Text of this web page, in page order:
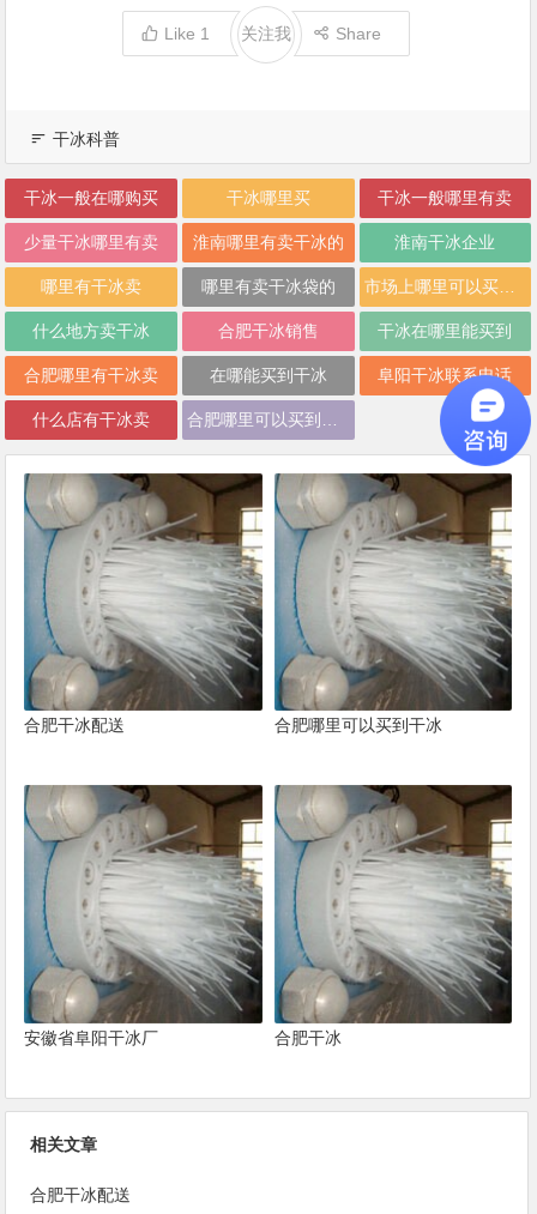
Like 1 Share
关注我
干冰科普
干冰一般在哪购买 干冰哪里买 干冰一般哪里有卖
少量干冰哪里有卖 淮南哪里有卖干冰的 淮南干冰企业
哪里有干冰卖 哪里有卖干冰袋的 市场上哪里可以买到干冰
什么地方卖干冰 合肥干冰销售 干冰在哪里能买到
合肥哪里有干冰卖 在哪能买到干冰 阜阳干冰联系电话
什么店有干冰卖
合肥干冰配送 合肥哪里可以买到干冰
安徽省阜阳干冰厂 合肥干冰
相关文章
合肥干冰配送